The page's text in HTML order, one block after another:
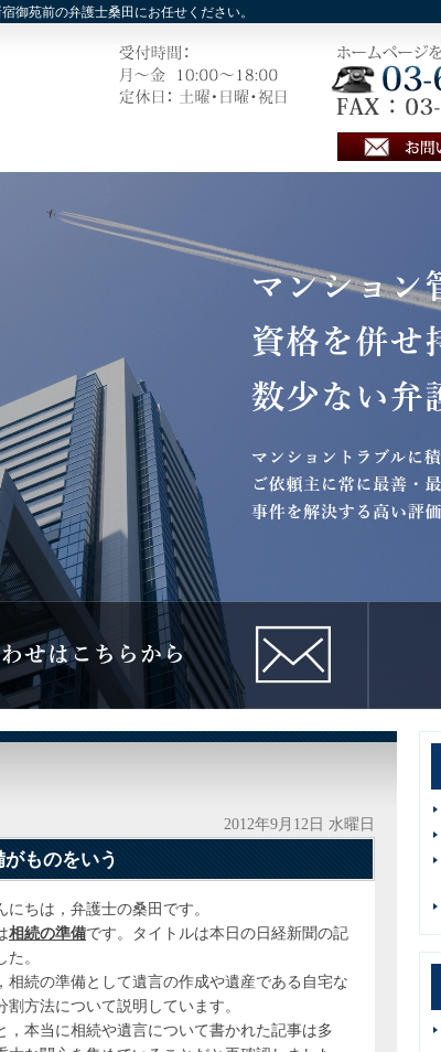
御苑前の弁護士桑田にお任せください。
2012年9月12日 水曜日
ものをいう
にちは，弁護士の桑田です。
相続の準備です。タイトルは本日の日経新聞の記
。
相続の準備として遺言の作成や遺産である自宅な
割方法について説明しています。
，本当に相続や遺言について書かれた記事は多